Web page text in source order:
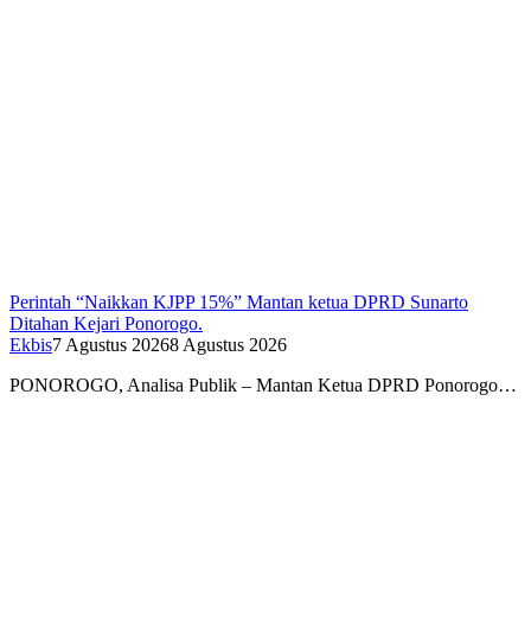
Perintah “Naikkan KJPP 15%” Mantan ketua DPRD Sunarto
Ditahan Kejari Ponorogo.
Ekbis7 Agustus 20268 Agustus 2026
PONOROGO, Analisa Publik – Mantan Ketua DPRD Ponorogo…